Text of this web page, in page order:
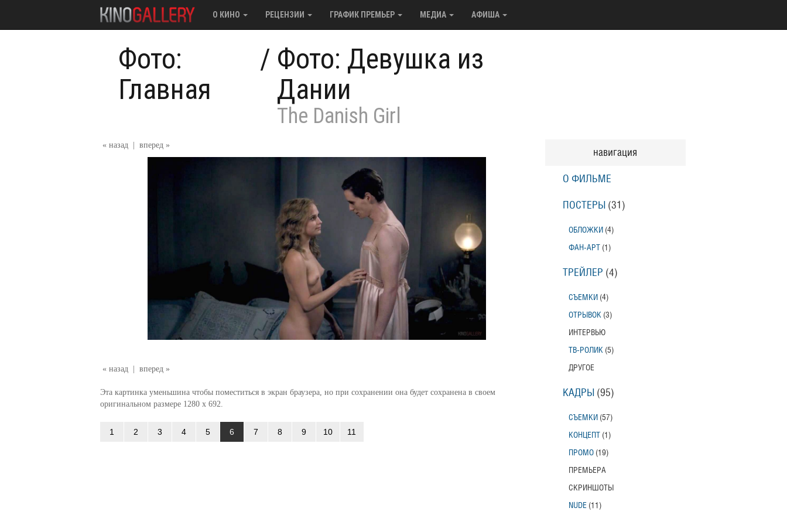
О КИНО РЕЦЕНЗИИ ГРАФИК ПРЕМЬЕР МЕДИА АФИША
Фото:
Главная
/ Фото: Девушка из
Дании
The Danish Girl
« назад вперед »
« назад вперед »
Эта картинка уменьшина чтобы поместиться в экран браузера, но при сохранении она будет сохранена в своем
оригинальном размере 1280 x 692.
1 2 3 4 5 6 7 8 9 10 11
навигация
О ФИЛЬМЕ
ПОСТЕРЫ (31)
ОБЛОЖКИ (4)
ФАН-АРТ (1)
ТРЕЙЛЕР (4)
СЪЕМКИ (4)
ОТРЫВОК (3)
ИНТЕРВЬЮ
ТВ-РОЛИК (5)
ДРУГОЕ
КАДРЫ (95)
СЪЕМКИ (57)
КОНЦЕПТ (1)
ПРОМО (19)
ПРЕМЬЕРА
СКРИНШОТЫ
NUDE (11)